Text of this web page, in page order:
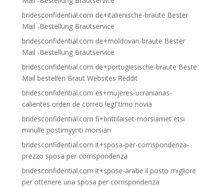
bridesconfidential.com de+italienische-braute Bester
Mail -Bestellung Brautservice
bridesconfidential.com de+moldovan-braute Bester
Mail -Bestellung Brautservice
bridesconfidential.com de+portugiesische-braute Beste
Mail bestellen Braut Websites Reddit
bridesconfidential.com es+mujeres-ucranianas-
calientes orden de correo legГ­timo novia
bridesconfidential.com fi+brittilaiset-morsiamet etsi
minulle postimyynti morsian
bridesconfidential.com it+sposa-per-corrispondenza-
prezzo sposa per corrispondenza
bridesconfidential.com it+spose-arabe il posto migliore
per ottenere una sposa per corrispondenza